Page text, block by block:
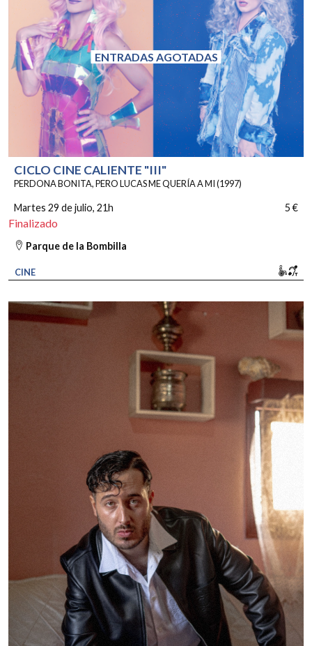
ENTRADAS AGOTADAS
CICLO CINE CALIENTE "III"
PERDONA BONITA, PERO LUCAS ME QUERÍA A MI (1997)
Martes 29 de julio, 21h 5 €
Finalizado
Parque de la Bombilla
CINE